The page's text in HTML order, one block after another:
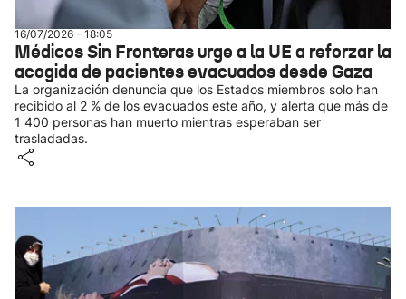
16/07/2026 - 18:05
Médicos Sin Fronteras urge a la UE a reforzar la
acogida de pacientes evacuados desde Gaza
La organización denuncia que los Estados miembros solo han
recibido al 2 % de los evacuados este año, y alerta que más de
1 400 personas han muerto mientras esperaban ser
trasladadas.